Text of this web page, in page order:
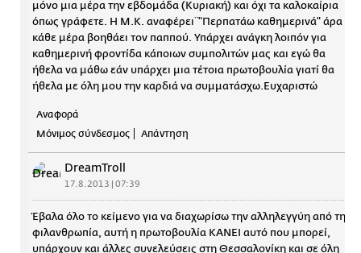
μόνο μια μέρα την εβδομάδα (Κυριακή) και όχι τα καλοκαίρια
όπως γράφετε. Η Μ.Κ. αναφέρει¨"Περπατάω καθημερινά" άρα
κάθε μέρα βοηθάει τον παππού. Υπάρχει ανάγκη λοιπόν για
καθημερινή φροντίδα κάποιων συμπολιτών μας και εγώ θα
ήθελα να μάθω εάν υπάρχει μια τέτοια πρωτοβουλία γιατί θα
ήθελα με όλη μου την καρδιά να συμματάσχω.Ευχαριστώ
Αναφορά
Μόνιμος σύνδεσμος
Απάντηση
DreamTroll
17.8.2013 | 07:39
Έβαλα όλο το κείμενο για να διαχωρίσω την αλληλεγγύη από τη
φιλανθρωπία, αυτή η πρωτοβουλία ΚΑΝΕΙ αυτό που μπορεί,
υπάρχουν και άλλες συνελεύσεις στη Θεσσαλονίκη και σε όλη